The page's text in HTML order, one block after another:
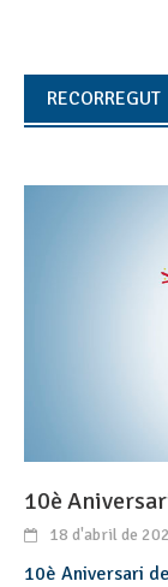
RECORREGUT
10è
18 d'abril de
10è Aniversari